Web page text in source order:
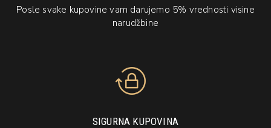
Posle svake kupovine vam darujemo 5% vrednosti visine
narudžbine
SIGURNA KUPOVINA